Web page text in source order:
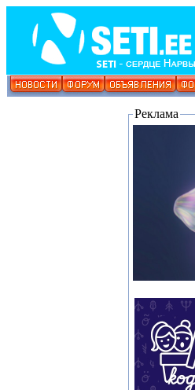
Реклама